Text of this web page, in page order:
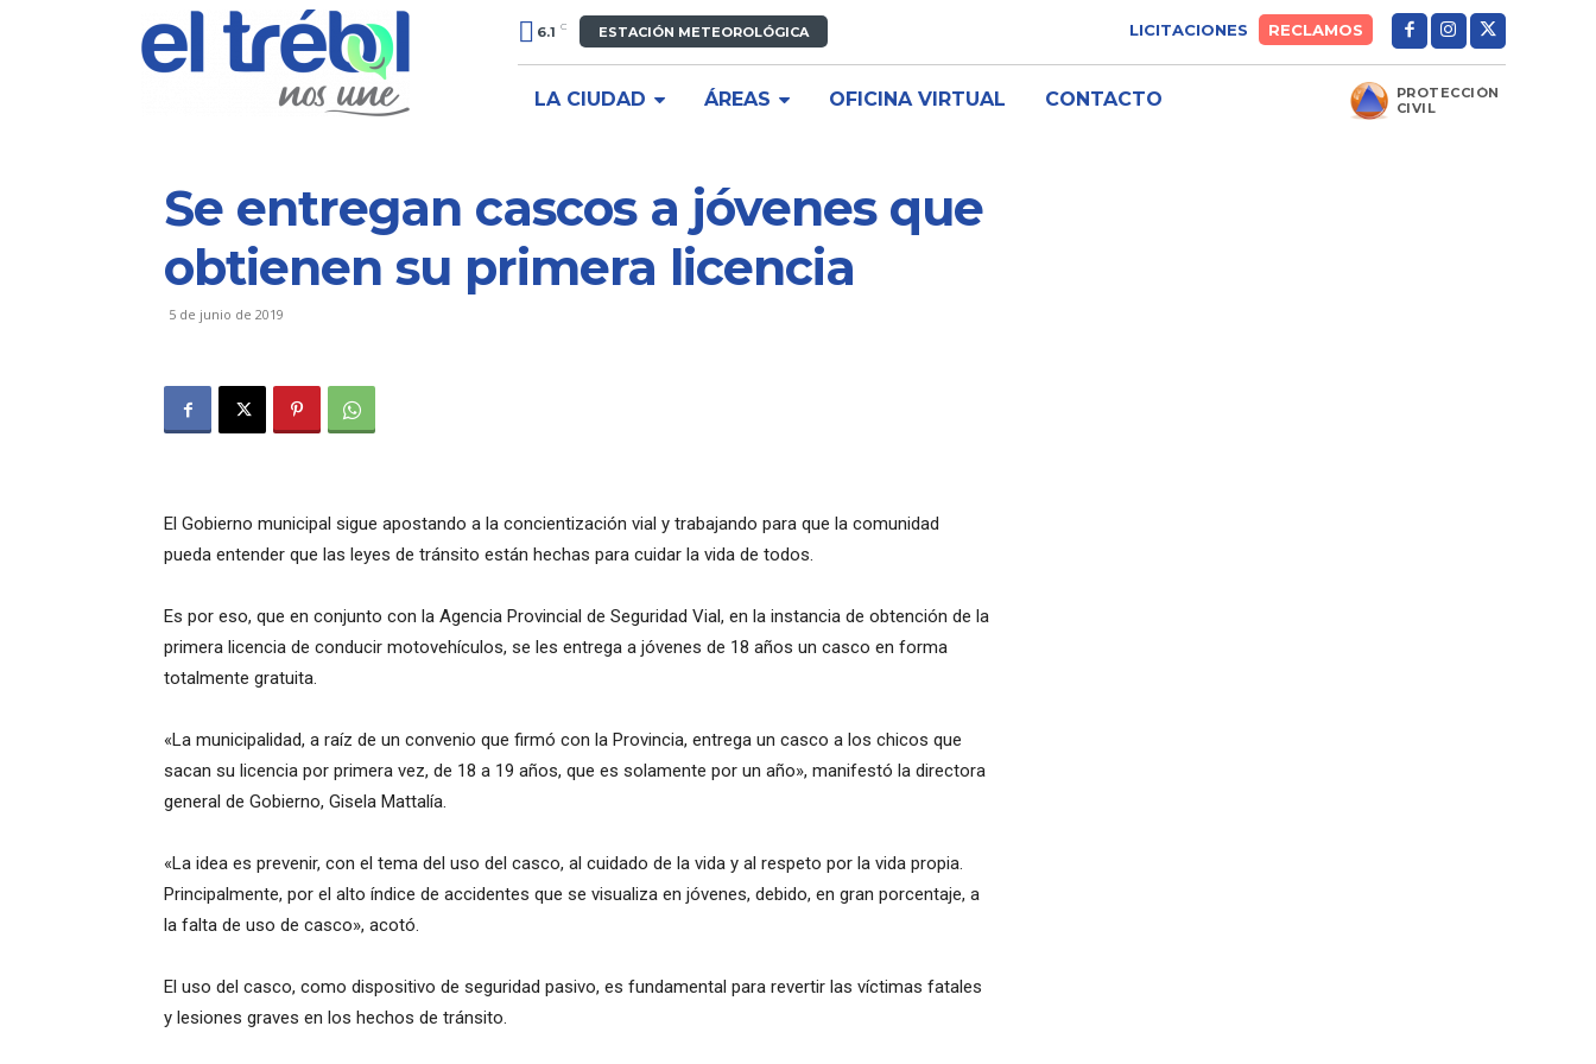
6.1 C ESTACIÓN METEOROLÓGICA LICITACIONES RECLAMOS
LA CIUDAD ÁREAS OFICINA VIRTUAL CONTACTO
PROTECCIÓN
CIVIL
Se entregan cascos a jóvenes que
obtienen su primera licencia
5 de junio de 2019
El Gobierno municipal sigue apostando a la concientización vial y trabajando para que la comunidad
pueda entender que las leyes de tránsito están hechas para cuidar la vida de todos.
Es por eso, que en conjunto con la Agencia Provincial de Seguridad Vial, en la instancia de obtención de la
primera licencia de conducir motovehículos, se les entrega a jóvenes de 18 años un casco en forma
totalmente gratuita.
«La municipalidad, a raíz de un convenio que firmó con la Provincia, entrega un casco a los chicos que
sacan su licencia por primera vez, de 18 a 19 años, que es solamente por un año», manifestó la directora
general de Gobierno, Gisela Mattalía.
«La idea es prevenir, con el tema del uso del casco, al cuidado de la vida y al respeto por la vida propia.
Principalmente, por el alto índice de accidentes que se visualiza en jóvenes, debido, en gran porcentaje, a
la falta de uso de casco», acotó.
El uso del casco, como dispositivo de seguridad pasivo, es fundamental para revertir las víctimas fatales
y lesiones graves en los hechos de tránsito.